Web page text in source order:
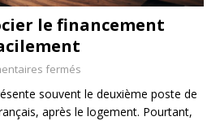
le financement
fermés
souvent le deuxième poste de
après le logement. Pourtant,